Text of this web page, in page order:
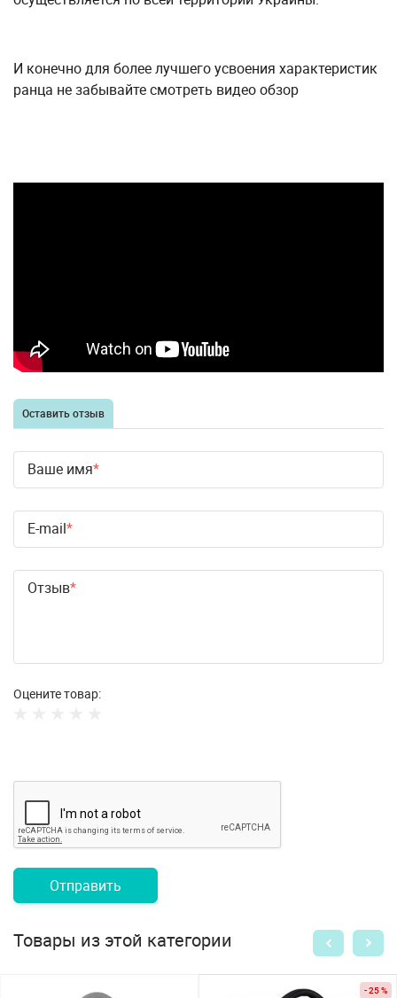
И конечно для более лучшего усвоения характеристик
ранца не забывайте смотреть видео обзор
Оставить отзыв
Ваше имя
E-mail
Отзыв
Оцените товар:
Отправить
Товары из этой категории
- 25 %